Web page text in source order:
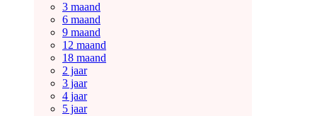
3 maand
6 maand
9 maand
12 maand
18 maand
2 jaar
3 jaar
4 jaar
5 jaar